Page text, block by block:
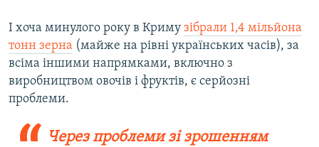
І хоча минулого року в Криму зібрали 1,4 мільйона
тонн зерна (майже на рівні українських часів), за
всіма іншими напрямками, включно з
виробництвом овочів і фруктів, є серйозні
проблеми.
Через проблеми зі зрошенням